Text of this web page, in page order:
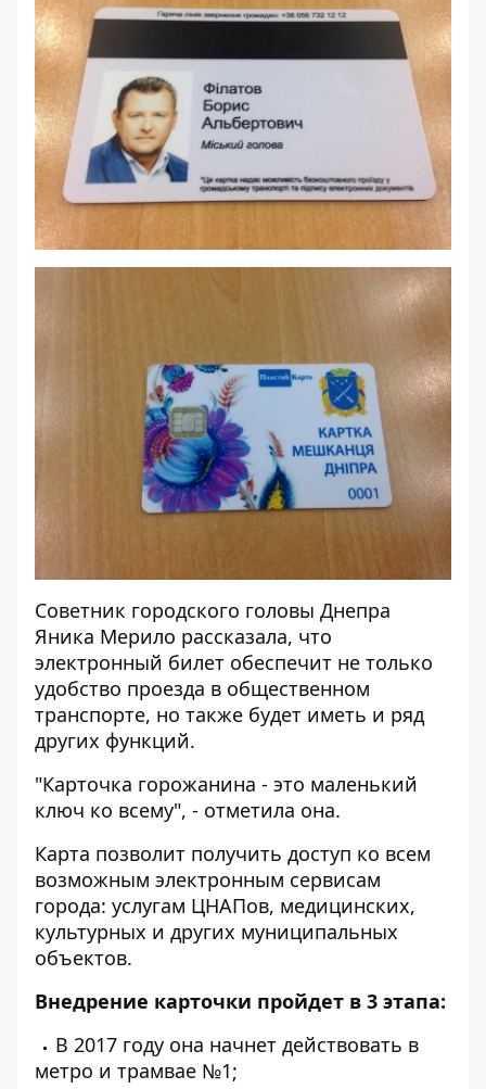
Советник городского головы Днепра
Яника Мерило рассказала, что
электронный билет обеспечит не только
удобство проезда в общественном
транспорте, но также будет иметь и ряд
других функций.
"Карточка горожанина - это маленький
ключ ко всему", - отметила она.
Карта позволит получить доступ ко всем
возможным электронным сервисам
города: услугам ЦНАПов, медицинских,
культурных и других муниципальных
объектов.
Внедрение карточки пройдет в 3 этапа:
В 2017 году она начнет действовать в
метро и трамвае №1;